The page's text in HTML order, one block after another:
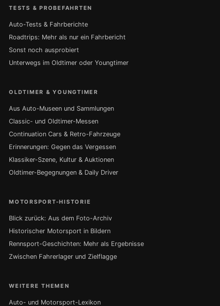
TESTS & PROBEFAHRTEN
Auto-Tests & Fahrberichte
Roadtrips: Mehr als nur ein Fahrbericht
Sonst noch ausprobiert
Unterwegs im Oldtimer oder Youngtimer
OLDTIMER & YOUNGTIMER
Aus Auto-Museen und Sammlungen
Classic- und Oldtimer-Messen
Continuation Cars & Retro-Fahrzeuge
Erinnerungen: Gegen das Vergessen
Klassiker-Szene, Kultur & Auktionen
Oldtimer-Begegnungen & Daily Driver
MOTORSPORT-HISTORIE
Blick zurück: Aus dem Foto-Archiv
Historischer Motorsport in Bildern
Rennsport-Geschichten: Mehr als Ergebnisse
Zwischen Fahrerlager und Zielflagge
WEITERE THEMEN
Auto- und Motorsport-Lexikon